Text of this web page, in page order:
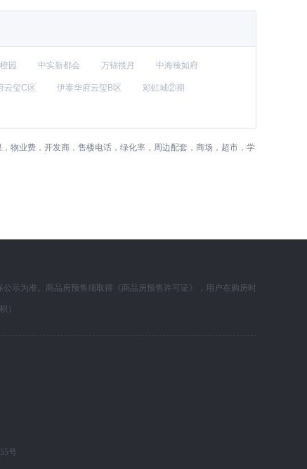
园 中实新都会 万锦揽月 中海臻如府
云玺C区 伊泰华府云玺B区 彩虹城②期
物业费，开发商，售楼电话，绿化率，周边配套，商场，超市，学
示为准。商品房预售须取得《商品房预售许可证》，用户在购房时
）
号